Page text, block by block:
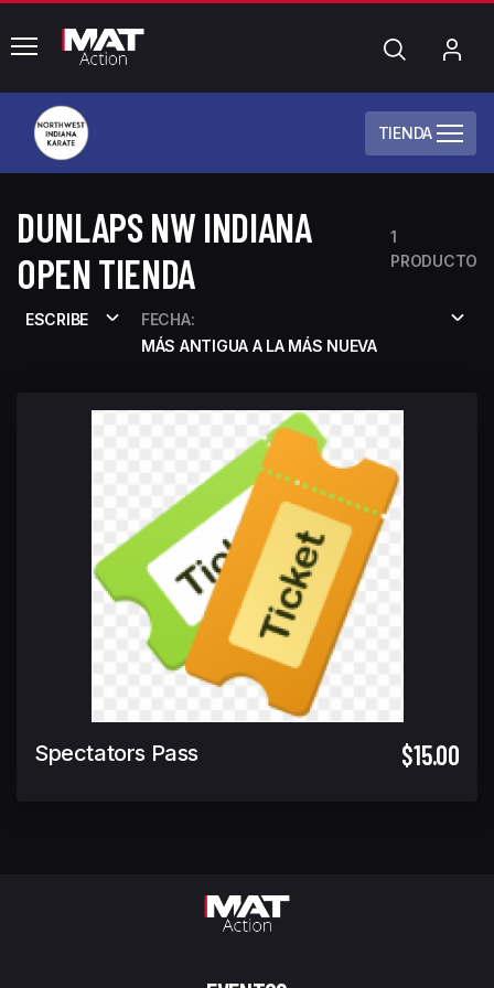
common.menu Búsqueda
TIENDA
DUNLAPS NW INDIANA
OPEN TIENDA
1
PRODUCTO
ESCRIBE
FECHA:
MÁS ANTIGUA A LA MÁS NUEVA
Spectators Pass $15.00